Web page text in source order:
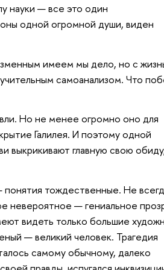
науки — все это один
одной огромной души, виден
имеем мы дело, но с
самоанализом. Что
Но не менее огромно оно для
Галилея. И поэтому одной
выкрикивают главную свою
понятия тождественные. Не
невероятное — гениальное
видеть только большие
— великий человек. Трагедия
самому обычному, далеко